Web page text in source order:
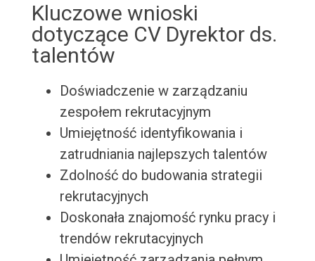
Kluczowe wnioski
dotyczące CV Dyrektor ds.
talentów
Doświadczenie w zarządzaniu
zespołem rekrutacyjnym
Umiejętność identyfikowania i
zatrudniania najlepszych talentów
Zdolność do budowania strategii
rekrutacyjnych
Doskonała znajomość rynku pracy i
trendów rekrutacyjnych